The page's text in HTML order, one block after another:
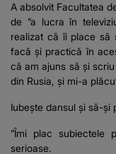
A absolvit Facultatea
de ”a lucra în
realizat că îi place să
facă și practică în
că am ajuns să și
din Rusia, și mi-a
Iubește dansul și să-și
”Îmi plac
serioase.